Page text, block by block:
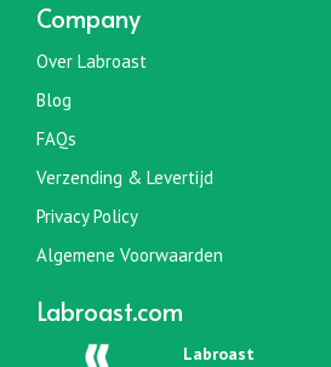
Company
Over Labroast
Blog
FAQs
Verzending & Levertijd
Privacy Policy
Algemene Voorwaarden
Labroast.com
Labroast